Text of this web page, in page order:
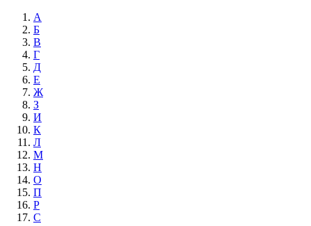
А
Б
В
Г
Д
Е
Ж
З
И
К
Л
М
Н
О
П
Р
С